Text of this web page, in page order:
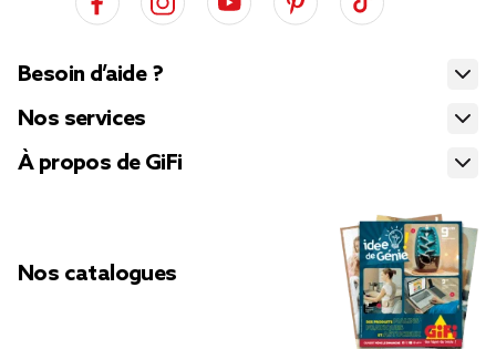
Besoin d’aide ?
Nos services
À propos de GiFi
Nos catalogues